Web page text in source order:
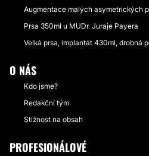
Augmentace malých asymetrických
Prsa 350ml u MUDr. Juraje Payera
Velká prsa, implantát 430ml, drobná
O NÁS
Kdo jsme?
Redakční tým
Stížnost na obsah
PROFESIONÁLOVÉ